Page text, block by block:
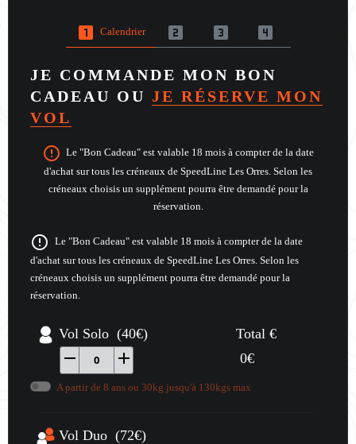
looks_one Calendrier looks_two looks_3 looks_4
JE COMMANDE MON BON
CADEAU OUJE RÉSERVE MON
VOL
error_outline Le "Bon Cadeau" est valable 18 mois à compter de la date
d'achat sur tous les créneaux de SpeedLine Les Orres. Selon les
créneaux choisis un supplément pourra être demandé pour la
réservation.
error_outline Le "Bon Cadeau" est valable 18 mois à compter de la date
d'achat sur tous les créneaux de SpeedLine Les Orres. Selon les
créneaux choisis un supplément pourra être demandé pour la
réservation.
Vol Solo (40€) Total €
remove 0 add 0€
A partir de 8 ans ou 30kg jusqu'à 130kgs max
Vol Duo (72€)